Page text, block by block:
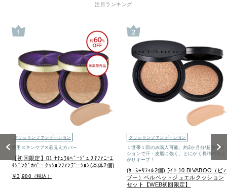
注目ランキング
Previous
1
クッションファンデーション
薬用スキンケア✕若見えカバー
【初回限定】01 ﾅﾁｭﾗﾙﾍﾞｰｼﾞｭ ｽﾃﾌｧﾆｰｴ
ｲｼﾞﾝｸﾞｶﾊﾞｰ ｸｯｼｮﾝﾌｧﾝﾃﾞｰｼｮﾝ(本体2個)
￥3,980（税込）
2
クッションファンデーション
１世帯１回のみ購入可能。約2か月分/超密着ク
ションで汗・皮脂に強く、とにかく長時間仕上
がりキープ！
(ｹｰｽ+ﾘﾌｨﾙ2個) ﾗｲﾄ 10 BIVABOO（ビ
ブー）ベルベットジュエルクッション
セット【WEB初回限定】
Next